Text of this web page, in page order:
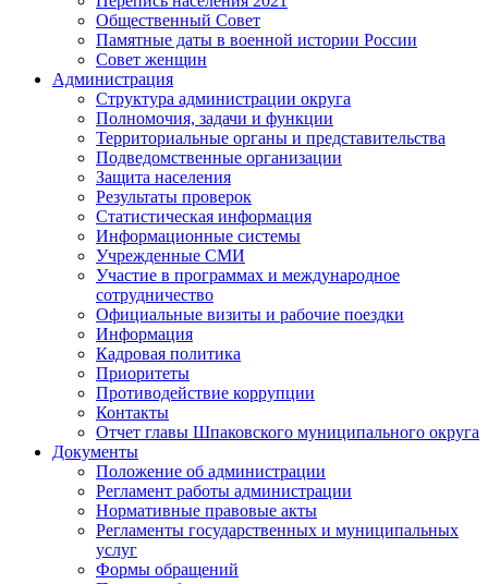
Общественный Совет
Памятные даты в военной истории России
Совет женщин
Администрация
Структура администрации округа
Полномочия, задачи и функции
Территориальные органы и представительства
Подведомственные организации
Защита населения
Результаты проверок
Статистическая информация
Информационные системы
Учрежденные СМИ
Участие в программах и международное
сотрудничество
Официальные визиты и рабочие поездки
Информация
Кадровая политика
Приоритеты
Противодействие коррупции
Контакты
Отчет главы Шпаковского муниципального округа
Документы
Положение об администрации
Регламент работы администрации
Нормативные правовые акты
Регламенты государственных и муниципальных
услуг
Формы обращений